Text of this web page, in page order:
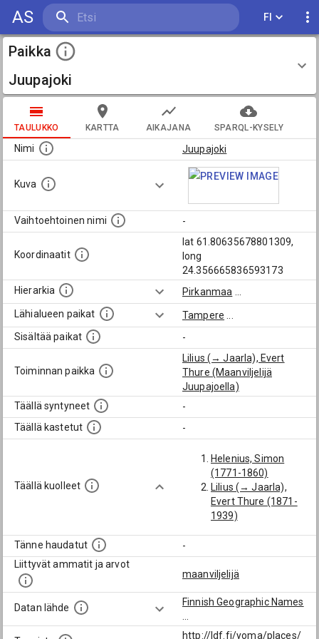
AS FI
Paikka
Juupajoki
TAULUKKO KARTTA AIKAJANA SPARQL-KYSELY
Nimi Juupajoki
Kuva
Vaihtoehtoinen nimi -
Koordinaatit
lat 61.80635678801309,
long
24.356665836593173
Hierarkia
Pirkanmaa
Lähialueen paikat
Tampere
Sisältää paikat
-
Toiminnan paikka
Lilius (→ Jaarla), Evert
Thure (Maanviljelijä
Juupajoella)
Täällä syntyneet
-
Täällä kastetut
-
Täällä kuolleet
Helenius, Simon
(1771-1860)
Lilius (→ Jaarla),
Evert Thure (1871-
1939)
Tänne haudatut
-
Liittyvät ammatit ja arvot
maanviljelijä
Datan lähde
Finnish Geographic Names
http://ldf.fi/yoma/places/